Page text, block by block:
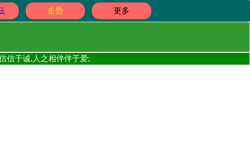
走势 更多
信于诚,人之相伴伴于爱;